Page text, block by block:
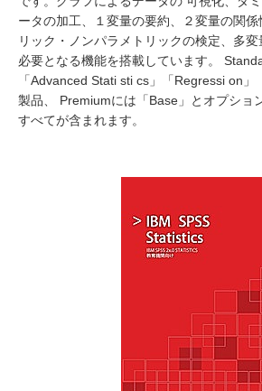
ータの加工、１変量の要約、２変量の関係
リック・ノンパラメトリックの検定、多
必要となる機能を搭載しています。
「Advanced Stati sti cs」「Regressi on
製品、 Premiumには「Base」とオプショ
すべてが含まれます。